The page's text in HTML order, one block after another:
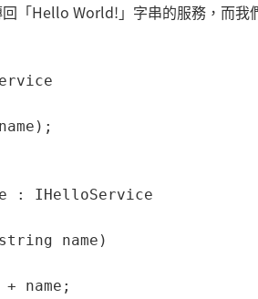
「Hello World!」字串的服務，而
: IHelloService
name)
+ name;